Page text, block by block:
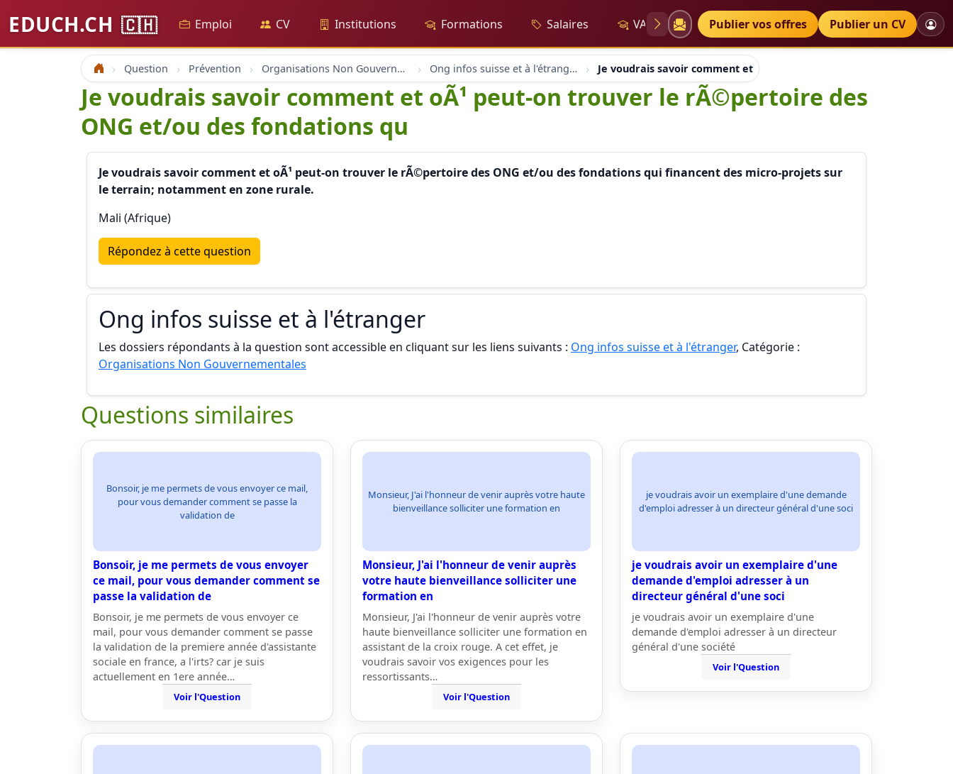
EDUCH.CH 🇨🇭 Emploi CV Institutions Formations Salaires VAE Diplômes Petites annonces
Publier vos offres Publier un CV
Accueil Question Prévention Organisations Non Gouvernementales Ong infos suisse et à l'étranger Je voudrais savoir comment et oÃ¹ peut-on trouver le rÃ©pertoire
Je voudrais savoir comment et oÃ¹ peut-on trouver le rÃ©pertoire des
ONG et/ou des fondations qu
Je voudrais savoir comment et oÃ¹ peut-on trouver le rÃ©pertoire des ONG et/ou des fondations qui financent des micro-projets sur
le terrain; notamment en zone rurale.
Mali (Afrique)
Répondez à cette question
Ong infos suisse et à l'étranger
Les dossiers répondants à la question sont accessible en cliquant sur les liens suivants : Ong infos suisse et à l'étranger, Catégorie :
Organisations Non Gouvernementales
Questions similaires
Bonsoir, je me permets de vous envoyer ce mail,
pour vous demander comment se passe la
validation de
Bonsoir, je me permets de vous envoyer
ce mail, pour vous demander comment se
passe la validation de
Bonsoir, je me permets de vous envoyer ce
mail, pour vous demander comment se passe
la validation de la premiere année d'assistante
sociale en france, a l'irts? car je suis
actuellement en 1ere année…
Voir l'Question
Monsieur, J'ai l'honneur de venir auprès votre haute
bienveillance solliciter une formation en
Monsieur, J'ai l'honneur de venir auprès
votre haute bienveillance solliciter une
formation en
Monsieur, J'ai l'honneur de venir auprès votre
haute bienveillance solliciter une formation en
assistant de la croix rouge. A cet effet, je
voudrais savoir vos exigences pour les
ressortissants…
Voir l'Question
je voudrais avoir un exemplaire d'une demande
d'emploi adresser à un directeur général d'une soci
je voudrais avoir un exemplaire d'une
demande d'emploi adresser à un
directeur général d'une soci
je voudrais avoir un exemplaire d'une
demande d'emploi adresser à un directeur
général d'une société
Voir l'Question